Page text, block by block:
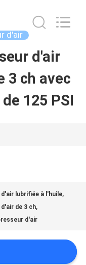
d'air
d'air
3 ch avec
125 PSI
lubrifiée à l'huile,
de 3 ch,
d'air